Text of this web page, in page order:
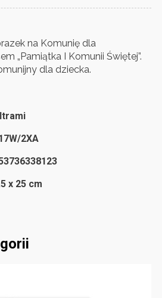
na Komunię dla
„Pamiątka I Komunii Świętej”.
dla dziecka.
2XA
x 25 cm